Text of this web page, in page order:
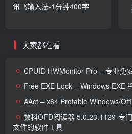
讯飞输入法-1分钟400字
大家都在看
CPUID HWMonitor Pro – 专业免
Free EXE Lock – Windows EXE
AAct – x64 Protable Windows/
数科OFD阅读器 5.0.23.1129-专
文件的软件工具